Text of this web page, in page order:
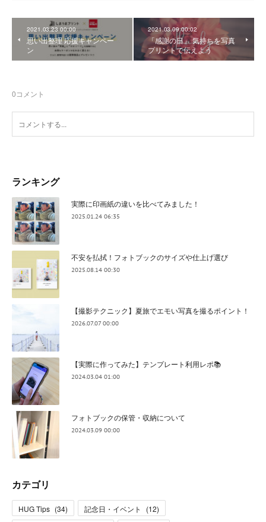
2021.03.23 00:00
思い出整理 応援キャンペー
ン
2021.03.09 00:02
「感謝の日」 気持ちを写真
プリントで伝えよう
0コメント
ランキング
実際に印画紙の違いを比べてみました！
2025.01.24 06:35
不安を払拭！フォトブックのサイズや仕上げ選び
2025.08.14 00:30
【撮影テクニック】夏旅でエモい写真を撮るポイント！
2026.07.07 00:00
【実際に作ってみた】テンプレート利用レポ📚
2024.03.04 01:00
フォトブックの保管・収納について
2024.03.09 00:00
カテゴリ
HUG Tips (34) 記念日・イベント (12)